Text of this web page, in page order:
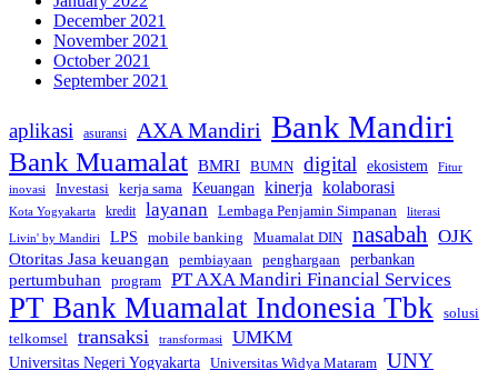
December 2021
November 2021
October 2021
September 2021
aplikasi asuransi AXA Mandiri Bank Mandiri
Bank Muamalat BMRI BUMN digital ekosistem Fitur
inovasi Investasi kerja sama Keuangan kinerja kolaborasi
Kota Yogyakarta kredit layanan Lembaga Penjamin Simpanan
literasi
Livin' by Mandiri
LPS mobile banking Muamalat DIN nasabah OJK
Otoritas Jasa keuangan pembiayaan penghargaan perbankan
pertumbuhan program PT AXA Mandiri Financial Services
PT Bank Muamalat Indonesia Tbk solusi
telkomsel transaksi transformasi UMKM
Universitas Negeri Yogyakarta Universitas Widya Mataram UNY